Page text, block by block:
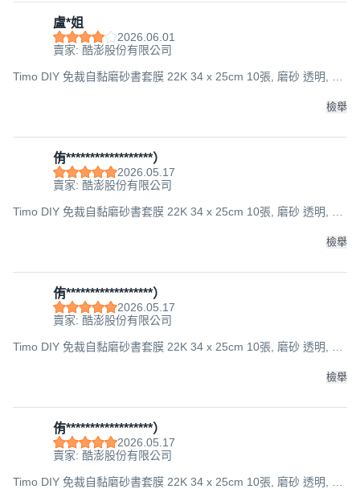
盧*姐
2026.06.01
賣家: 酷澎股份有限公司
Timo DIY 免裁自黏磨砂書套膜 22K 34 x 25cm 10張, 磨砂 透明, 1
檢舉
侑******************）
2026.05.17
賣家: 酷澎股份有限公司
Timo DIY 免裁自黏磨砂書套膜 22K 34 x 25cm 10張, 磨砂 透明, 1
檢舉
侑******************）
2026.05.17
賣家: 酷澎股份有限公司
Timo DIY 免裁自黏磨砂書套膜 22K 34 x 25cm 10張, 磨砂 透明, 1
檢舉
侑******************）
2026.05.17
賣家: 酷澎股份有限公司
Timo DIY 免裁自黏磨砂書套膜 22K 34 x 25cm 10張, 磨砂 透明, 1